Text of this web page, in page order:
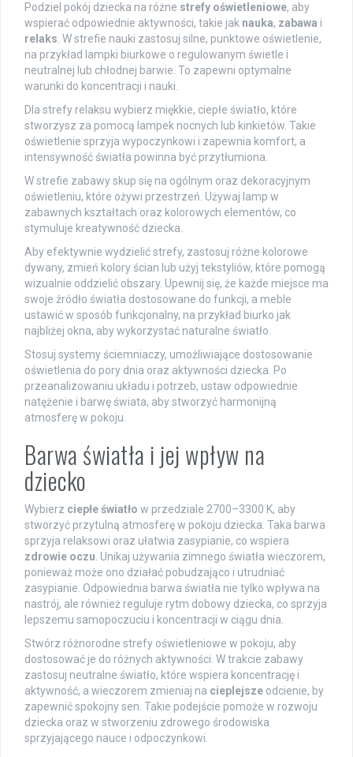
Podziel pokój dziecka na różne strefy oświetleniowe, aby
wspierać odpowiednie aktywności, takie jak nauka, zabawa i
relaks . W strefie nauki zastosuj silne, punktowe oświetlenie,
na przykład lampki biurkowe o regulowanym świetle i
neutralnej lub chłodnej barwie. To zapewni optymalne
warunki do koncentracji i nauki.
Dla strefy relaksu wybierz miękkie, ciepłe światło, które
stworzysz za pomocą lampek nocnych lub kinkietów. Takie
oświetlenie sprzyja wypoczynkowi i zapewnia komfort, a
intensywność światła powinna być przytłumiona.
W strefie zabawy skup się na ogólnym oraz dekoracyjnym
oświetleniu, które ożywi przestrzeń. Używaj lamp w
zabawnych kształtach oraz kolorowych elementów, co
stymuluje kreatywność dziecka.
Aby efektywnie wydzielić strefy, zastosuj różne kolorowe
dywany, zmień kolory ścian lub użyj tekstyliów, które pomogą
wizualnie oddzielić obszary. Upewnij się, że każde miejsce ma
swoje źródło światła dostosowane do funkcji, a meble
ustawić w sposób funkcjonalny, na przykład biurko jak
najbliżej okna, aby wykorzystać naturalne światło.
Stosuj systemy ściemniaczy, umożliwiające dostosowanie
oświetlenia do pory dnia oraz aktywności dziecka. Po
przeanalizowaniu układu i potrzeb, ustaw odpowiednie
natężenie i barwę świata, aby stworzyć harmonijną
atmosferę w pokoju.
Barwa światła i jej wpływ na
dziecko
Wybierz ciepłe światło w przedziale 2700–3300 K, aby
stworzyć przytulną atmosferę w pokoju dziecka. Taka barwa
sprzyja relaksowi oraz ułatwia zasypianie, co wspiera
zdrowie oczu . Unikaj używania zimnego światła wieczorem,
ponieważ może ono działać pobudzająco i utrudniać
zasypianie. Odpowiednia barwa światła nie tylko wpływa na
nastrój, ale również reguluje rytm dobowy dziecka, co sprzyja
lepszemu samopoczuciu i koncentracji w ciągu dnia.
Stwórz różnorodne strefy oświetleniowe w pokoju, aby
dostosować je do różnych aktywności. W trakcie zabawy
zastosuj neutralne światło, które wspiera koncentrację i
aktywność, a wieczorem zmieniaj na cieplejsze odcienie, by
zapewnić spokojny sen. Takie podejście pomoże w rozwoju
dziecka oraz w stworzeniu zdrowego środowiska
sprzyjającego nauce i odpoczynkowi.